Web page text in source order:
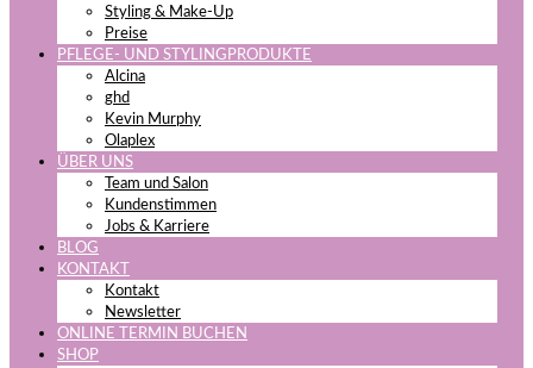
Styling & Make-Up
Preise
PFLEGE- UND STYLINGPRODUKTE
Alcina
ghd
Kevin Murphy
Olaplex
ÜBER UNS
Team und Salon
Kundenstimmen
Jobs & Karriere
BLOG
KONTAKT
Kontakt
Newsletter
ONLINE TERMIN BUCHEN
SHOP